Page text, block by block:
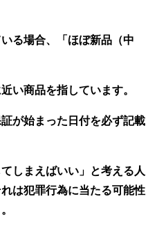
る場合、「ほぼ新品（中
い商品を指しています。
が始まった日付を必ず記載
しまえばいい」と考える人
は犯罪行為に当たる可能性